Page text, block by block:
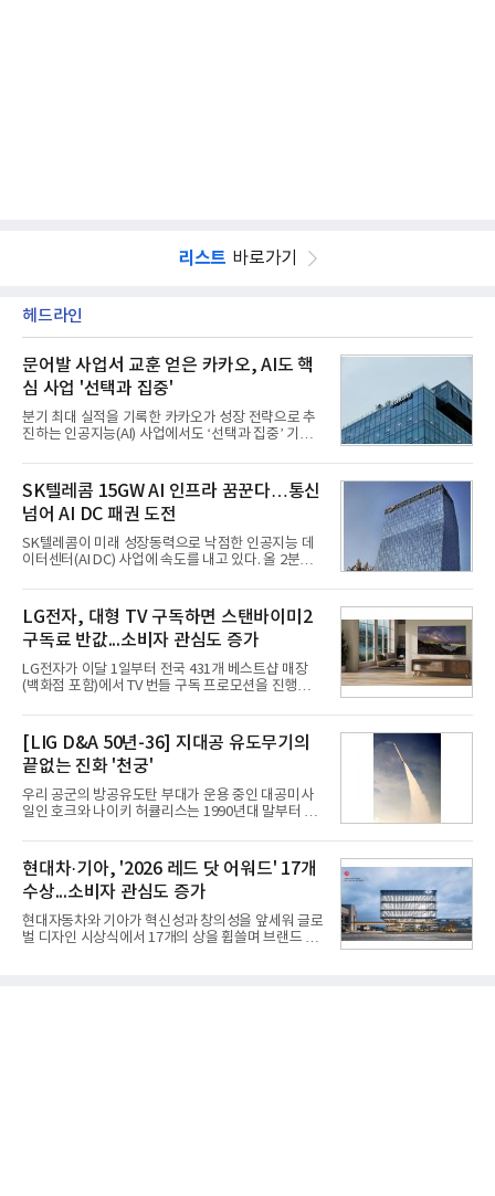
리스트 바로가기
헤드라인
문어발 사업서 교훈 얻은 카카오, AI도 핵
심 사업 '선택과 집중'
분기 최대 실적을 기록한 카카오가 성장 전략으로 추
진하는 인공지능(AI) 사업에서도 ‘선택과 집중’ 기조
라 투자에 나서는 것과 달리, 카카오는 ‘카카오톡’이
라는 플랫폼 경쟁력을 활용한 AI 에이전트 서비스에
집중하는 전략이다. 과거 무리한 사업 확장 과정에서
겪었던 시행착오를 되풀이하지 않고 핵심 역량에 집
중하겠다는 취지로 풀이된다.7일 업계에 따르면 카카
오는 올해 2분기 연결 기준 매출 2조985억원, 영업이
익 2770억원을 기록했다. 전년 동기 대비 매출과 영업
은 4884억
SK텔레콤 15GW AI 인프라 꿈꾼다…통신
넘어 AI DC 패권 도전
SK텔레콤이 미래 성장동력으로 낙점한 인공지능 데
이터센터(AI DC) 사업에 속도를 내고 있다. 올 2분기
는 2035년까지 총 15GW(기가와트) 규모의 AI DC를
구축하겠다는 대형 청사진을 제시하면서다. 이에 따
라 경쟁 구도 역시 이동통신사인 KT, LG유플러스를
넘어 네이버, 삼성SDS 등 IT 인프라 기업으로 확장되
고 있다.7일 SK텔레콤에 따르면 회사는 올해 2분기
연결 기준 매출 4조 3591억원, 영업이익 5660억원을
기록했다. 매출은 전년 동기 대비 0.5%, 영업이익은
따른 기저효과가 실
LG전자, 대형 TV 구독하면 스탠바이미2
구독료 반값...소비자 관심도 증가
LG전자가 이달 1일부터 전국 431개 베스트샵 매장
(백화점 포함)에서 TV 번들 구독 프로모션을 진행하고
인해주는 프로모션이다.대상 제품은 65·77·83형 올
레드, 75·86·100형 마이크로 RGB, 75·86형 미니
RGB 등 거실용 TV로 인기가 높은 베스트셀러 TV 20
개 모델이며, 동시 구독 계약 시 스탠바이미2(모델명
27LX6TPGA) 구독료를 50% 할인 받을 수 있다. 프로
모션 대상 모델과 혜택, 구독료 등 프로모션 세부 사항
은 베스트샵 판매 매니저에게 문의하면 자세히 안내
등으로 이전
[LIG D&A 50년-36] 지대공 유도무기의
끝없는 진화 '천궁'
우리 공군의 방공유도탄 부대가 운용 중인 대공미사
일인 호크와 나이키 허큘리스는 1990년대 말부터 성
기존 미사일체계를 대체할 중고도 및 중거리 대공미
사일을 개발하기로 결정했다.처음 KM-SAM 사업으로
불린 이 사업의 명칭은 호크(Iron Hawk, 철매)를 대체
한다는 의미에서 ‘철매Ⅱ’ 로 정해졌다. 철매Ⅱ 개발
사업은 미사일체계 완성 후인 2011년 ‘천궁(天弓)’으
로 다시 장비명이 바뀌었다. 17개 업체와 관련 기관이
참여한 가운데 LIG 넥스원은 탐색 개발에서 체계개발
현대차·기아, '2026 레드 닷 어워드' 17개
수상...소비자 관심도 증가
현대자동차와 기아가 혁신성과 창의성을 앞세워 글로
벌 디자인 시상식에서 17개의 상을 휩쓸며 브랜드 경